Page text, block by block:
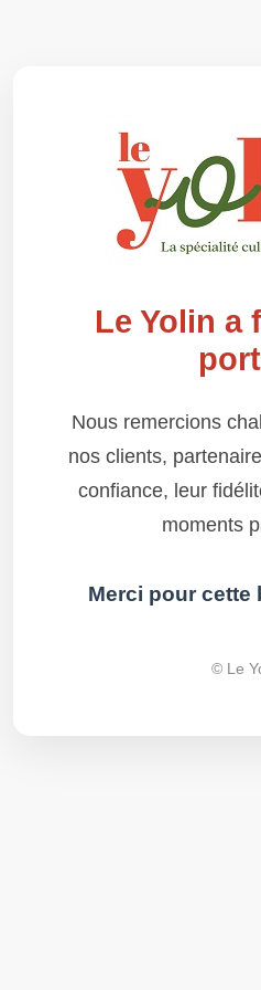
Le Yolin a
Nous remercions
nos clients,
confiance, leur
moments
Merci pour cette
© Le